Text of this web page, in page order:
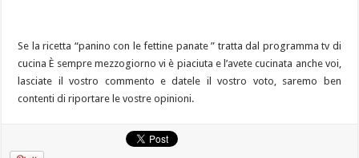
Se la ricetta “panino con le fettine panate ” tratta dal programma tv di
cucina È sempre mezzogiorno vi è piaciuta e l’avete cucinata anche voi,
lasciate il vostro commento e datele il vostro voto, saremo ben
contenti di riportare le vostre opinioni.